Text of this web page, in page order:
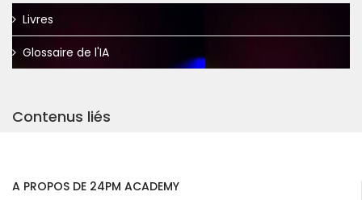
Livres
Glossaire de l'IA
Contenus liés
A PROPOS DE 24PM ACADEMY